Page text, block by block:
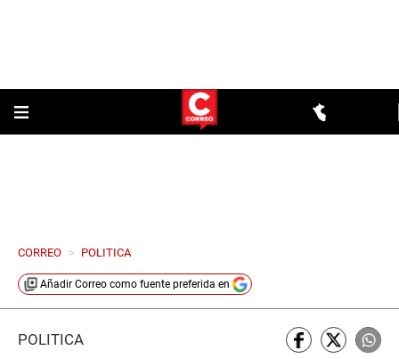
CORREO > POLITICA
Añadir Correo como fuente preferida en
POLÍTICA